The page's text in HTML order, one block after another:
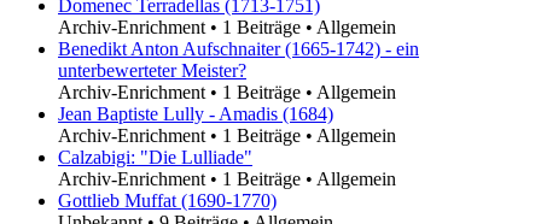
Domenec Terradellas (1713-1751)
Archiv-Enrichment • 1 Beiträge • Allgemein
Benedikt Anton Aufschnaiter (1665-1742) - ein
unterbewerteter Meister?
Archiv-Enrichment • 1 Beiträge • Allgemein
Jean Baptiste Lully - Amadis (1684)
Archiv-Enrichment • 1 Beiträge • Allgemein
Calzabigi: "Die Lulliade"
Archiv-Enrichment • 1 Beiträge • Allgemein
Gottlieb Muffat (1690-1770)